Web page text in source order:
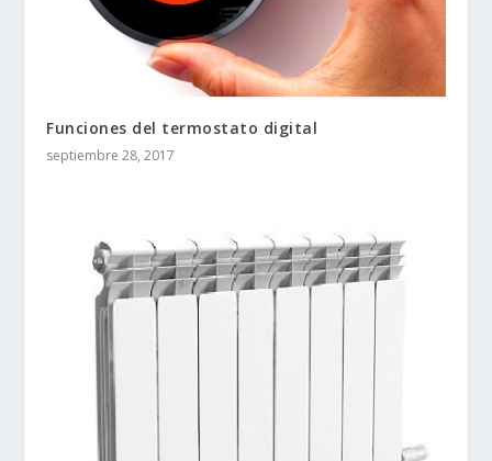
Funciones del termostato digital
septiembre 28, 2017